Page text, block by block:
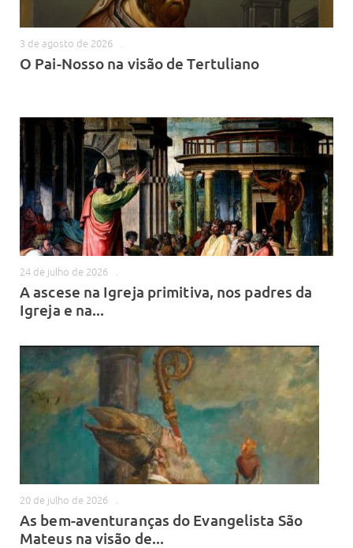
3 de agosto de 2026
O Pai-Nosso na visão de Tertuliano
24 de julho de 2026
A ascese na Igreja primitiva, nos padres da
Igreja e na...
20 de julho de 2026
As bem-aventuranças do Evangelista São
Mateus na visão de...